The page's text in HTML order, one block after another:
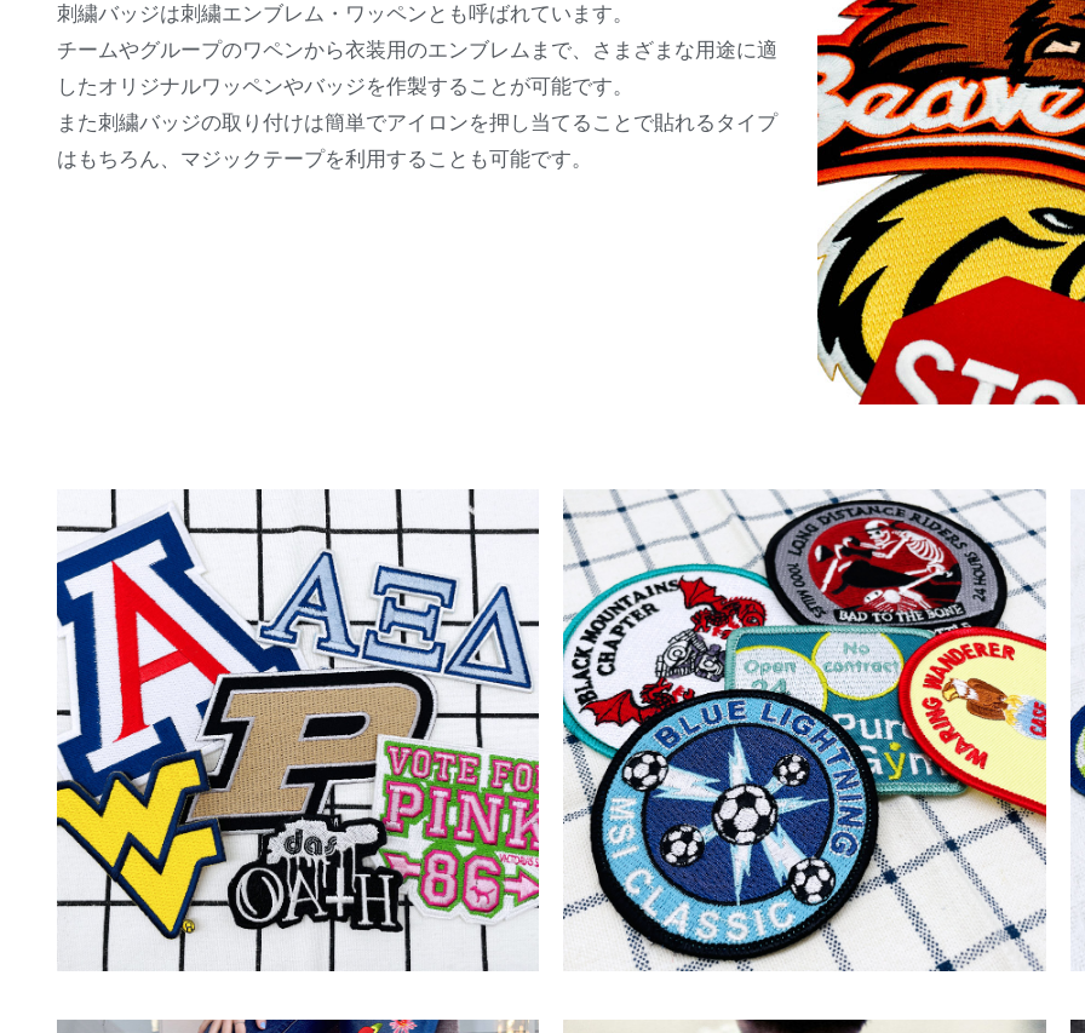
刺繍バッジは刺繍エンブレム・ワッペンとも呼ばれています。
チームやグループのワペンから衣装用のエンブレムまで、さまざまな用途に適
したオリジナルワッペンやバッジを作製することが可能です。
また刺繍バッジの取り付けは簡単でアイロンを押し当てることで貼れるタイプ
はもちろん、マジックテープを利用することも可能です。